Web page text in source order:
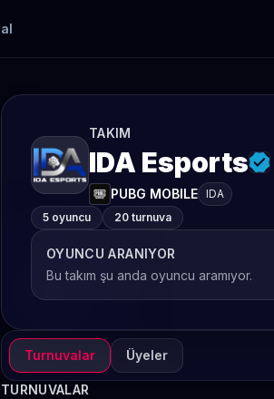
TAKIM
IDA Esports
PUBG MOBILE IDA
5 oyuncu
20 turnuva
OYUNCU ARANIYOR
Bu takım şu anda oyuncu aramıyor.
Turnuvalar Üyeler
TURNUVALAR